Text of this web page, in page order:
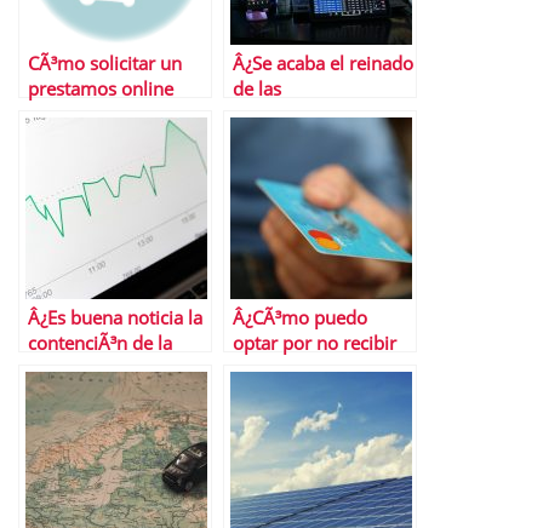
CÃ³mo solicitar un
prestamos online
Â¿Se acaba el reinado
de las
criptomonedas?
Â¿Es buena noticia la
contenciÃ³n de la
inflaciÃ³n
subyacente?
Â¿CÃ³mo puedo
optar por no recibir
ofertas de tarjetas de
crÃ©dito?